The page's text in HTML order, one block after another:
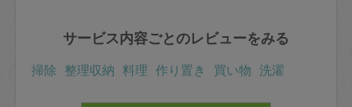
サービス内容ごとのレビューをみる
掃除 整理収納 料理 作り置き 買い物 洗濯